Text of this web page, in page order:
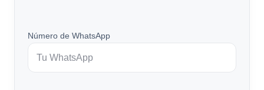
Número de WhatsApp